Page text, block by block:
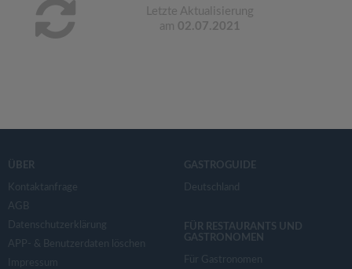
Letzte Aktualisierung
am 02.07.2021
ÜBER
Kontaktanfrage
AGB
Datenschutzerklärung
APP- & Benutzerdaten löschen
Impressum
GASTROGUIDE
Deutschland
FÜR RESTAURANTS UND
GASTRONOMEN
Für Gastronomen